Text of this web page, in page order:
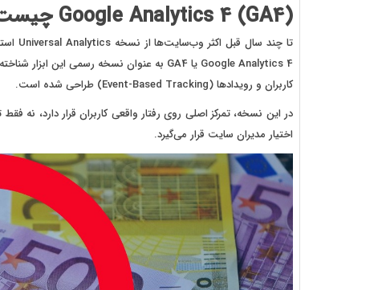
Google Analytics 4 (GA4) چیست؟
کاربران و رویدادها (Event-Based Tracking) طراحی شده است.
در این نسخه، تمرکز اصلی روی رفتار واقعی کاربران قرار دارد، نه
اختیار مدیران سایت قرار می‌گیرد.